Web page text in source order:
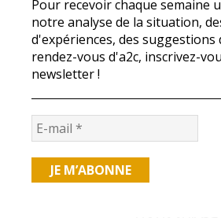
Pour recevoir chaque semaine
notre analyse de la situation,
d'expériences, des suggestions
rendez-vous d'a2c, inscrivez-
newsletter !